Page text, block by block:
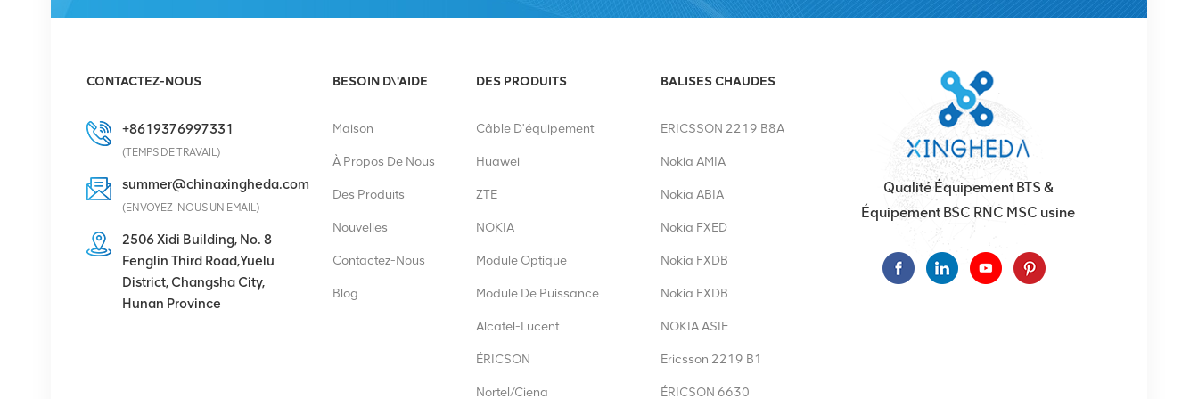
HE
48/2000 HE module
redresseur 48V 2000W
VOIR LES DÉTAILS
Ericsson Radio 4429 B3
CONTACTEZ-NOUS
+8619376997331
(TEMPS DE TRAVAIL)
summer@chinaxingheda.com
(ENVOYEZ-NOUS UN EMAIL)
2506 Xidi Building, No. 8
Fenglin Third Road,Yuelu
District, Changsha City,
Hunan Province
BESOIN D\'AIDE
Maison
À Propos De Nous
Des Produits
Nouvelles
Contactez-Nous
Blog
DES PRODUITS
Câble D'équipement
Huawei
ZTE
NOKIA
Module Optique
Module De Puissance
Alcatel-Lucent
ÉRICSON
Nortel/Ciena
BALISES CHAUDES
ERICSSON 2219 B8A
Nokia AMIA
Nokia ABIA
Nokia FXED
Nokia FXDB
Nokia FXDB
NOKIA ASIE
Ericsson 2219 B1
ÉRICSON 6630
Qualité Équipement BTS &
Équipement BSC RNC MSC usine